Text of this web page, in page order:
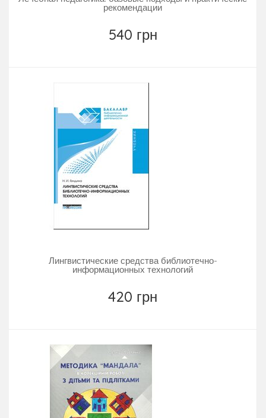
рекомендации
540 грн
Лингвистические средства библиотечно-
информационных технологий
420 грн